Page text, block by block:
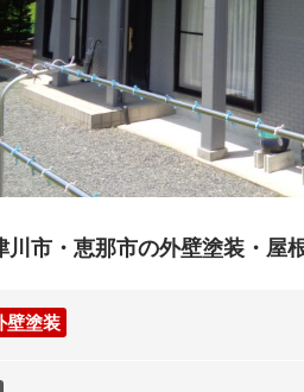
市・恵那市の外壁塗装・
壁塗装